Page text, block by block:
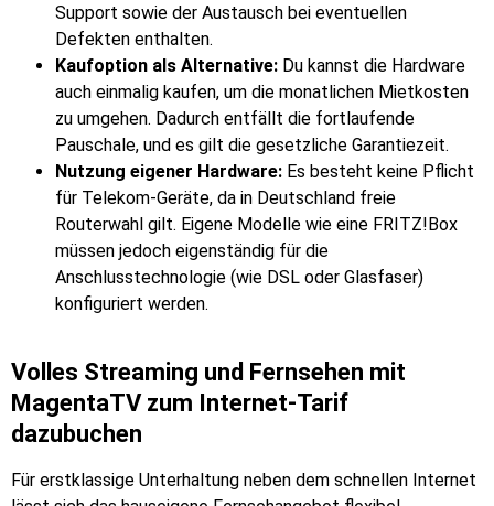
Support sowie der Austausch bei eventuellen
Defekten enthalten.
Kaufoption als Alternative: Du kannst die Hardware
auch einmalig kaufen, um die monatlichen Mietkosten
zu umgehen. Dadurch entfällt die fortlaufende
Pauschale, und es gilt die gesetzliche Garantiezeit.
Nutzung eigener Hardware: Es besteht keine Pflicht
für Telekom-Geräte, da in Deutschland freie
Routerwahl gilt. Eigene Modelle wie eine FRITZ!Box
müssen jedoch eigenständig für die
Anschlusstechnologie (wie DSL oder Glasfaser)
konfiguriert werden.
Volles Streaming und Fernsehen mit
MagentaTV zum Internet-Tarif
dazubuchen
Für erstklassige Unterhaltung neben dem schnellen Internet